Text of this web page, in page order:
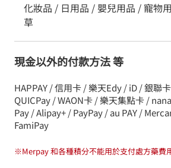
化妝品 / 日用品 / 嬰兒用品 / 寵物
草
現金以外的付款方法 等
HAPPAY / 信用卡 / 樂天Edy / iD / 銀聯
QUICPay / WAON卡 / 樂天集點卡 /
Pay / Alipay+ / PayPay / au PAY /
FamiPay
※Merpay 和各種積分不能用於支付處方藥費